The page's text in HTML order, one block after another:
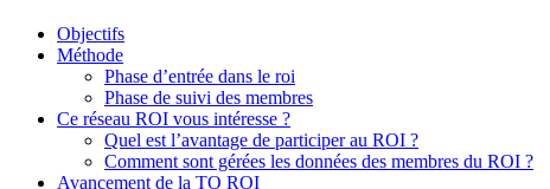
Objectifs
Méthode
Phase d’entrée dans le roi
Phase de suivi des membres
Ce réseau ROI vous intéresse ?
Quel est l’avantage de participer au ROI ?
Comment sont gérées les données des membres du ROI ?
Avancement de la TO ROI